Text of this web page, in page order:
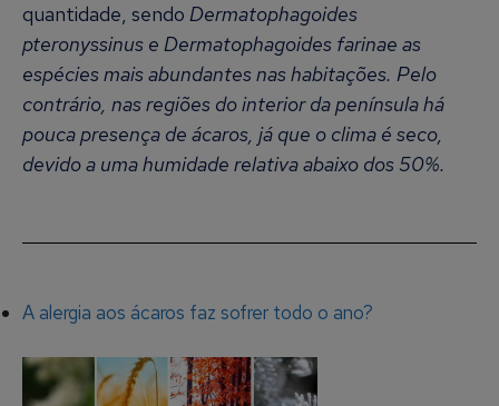
quantidade, sendo Dermatophagoides
pteronyssinus e Dermatophagoides farinae as
espécies mais abundantes nas habitações. Pelo
contrário, nas regiões do interior da península há
pouca presença de ácaros, já que o clima é seco,
devido a uma humidade relativa abaixo dos 50%.
A alergia aos ácaros faz sofrer todo o ano?